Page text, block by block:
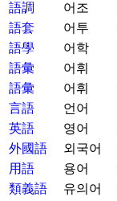
語調
어조
語套
어투
語學
어학
語彙
어휘
語彙
어휘
言語
언어
英語
영어
外國語
외국어
用語
용어
類義語
유의어